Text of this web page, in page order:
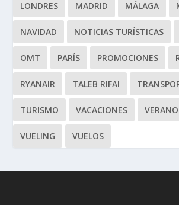
LONDRES MADRID MÁLAGA
NAVIDAD NOTICIAS TURÍSTICAS
OMT PARÍS PROMOCIONES
RYANAIR TALEB RIFAI
TURISMO VACACIONES VERANO
VUELING VUELOS